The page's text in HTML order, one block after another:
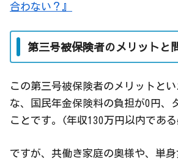
合わない？』
第三号被保険者のメリットと
この第三号被保険者のメリットと
な、国民年金保険料の負担が0円、
ことです。(年収130万円以内であ
ですが、共働き家庭の奥様や、単